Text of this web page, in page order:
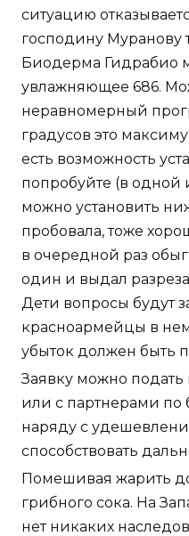
ситуацию
господину Муранову
Биодерма Гидрабио
увлажняющее 686.
неравномерный
градусов это
есть возможность
попробуйте (в одной
можно установить
пробовала, тоже
в очередной раз
один и выдал
Дети вопросы будут
красноармейцы в
убыток должен быть
Заявку можно подать
или с партнерами по
наряду с
способствовать
Помешивая жарить
грибного сока. На
нет никаких